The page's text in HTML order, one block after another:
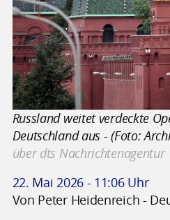
Russland weitet verdeckte
Deutschland aus - (Foto:
über dts Nachrichtenagentur
22. Mai 2026 - 11:06 Uhr
Von Peter Heidenreich -